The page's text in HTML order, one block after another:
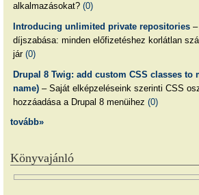
alkalmazásokat? (0)
Introducing unlimited private repositories–
díjszabása: minden előfizetéshez korlátlan
jár (0)
Drupal 8 Twig: add custom CSS classes to
name)– Saját elképzeléseink szerinti CSS
hozzáadása a Drupal 8 menüihez (0)
tovább»
Könyvajánló